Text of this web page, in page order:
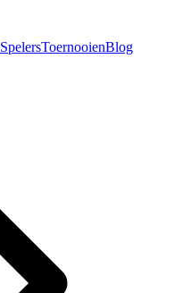
SpelersToernooienBlog